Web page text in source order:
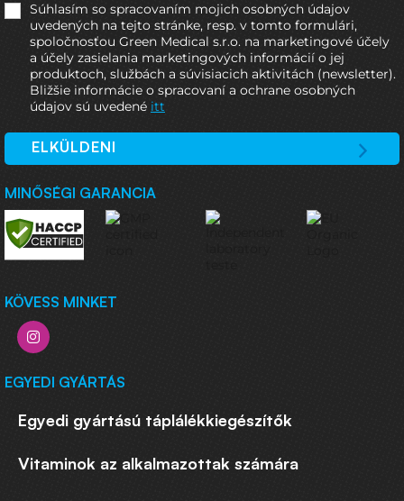
Súhlasím so spracovaním mojich osobných údajov
uvedených na tejto stránke, resp. v tomto formulári,
spoločnosťou Green Medical s.r.o. na marketingové účely
a účely zasielania marketingových informácií o jej
produktoch, službách a súvisiacich aktivitách (newsletter).
Bližšie informácie o spracovaní a ochrane osobných
údajov sú uvedené itt
ELKÜLDENI
MINŐSÉGI GARANCIA
KÖVESS MINKET
EGYEDI GYÁRTÁS
Egyedi gyártású táplálékkiegészítők
Vitaminok az alkalmazottak számára